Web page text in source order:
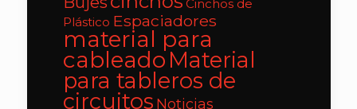
Cinchos de
Plástico Espaciadores
material para
cableadoMaterial
para tableros de
circuitos Noticias